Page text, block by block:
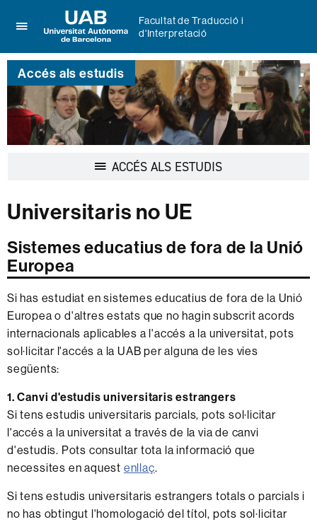
per
desplegar
el
menú
de
Facultat
de
Universitat
Autònoma
Barcelona
Facultat de Traducció i
d'Interpretació
Accés als estudis
ACCÉS ALS ESTUDIS
Universitaris no UE
Sistemes educatius de fora de la Unió
Europea
Si has estudiat en sistemes educatius de fora de la Unió
Europea o d'altres estats que no hagin subscrit acords
internacionals aplicables a l'accés a la universitat, pots
sol·licitar l'accés a la UAB per alguna de les vies
següents:
1. Canvi d'estudis universitaris estrangers
Si tens estudis universitaris parcials, pots sol·licitar
l'accés a la universitat a través de la via de canvi
d'estudis. Pots consultar tota la informació que
necessites en aquest enllaç.
Si tens estudis universitaris estrangers totals o parcials i
no has obtingut l'homologació del títol, pots sol·licitar